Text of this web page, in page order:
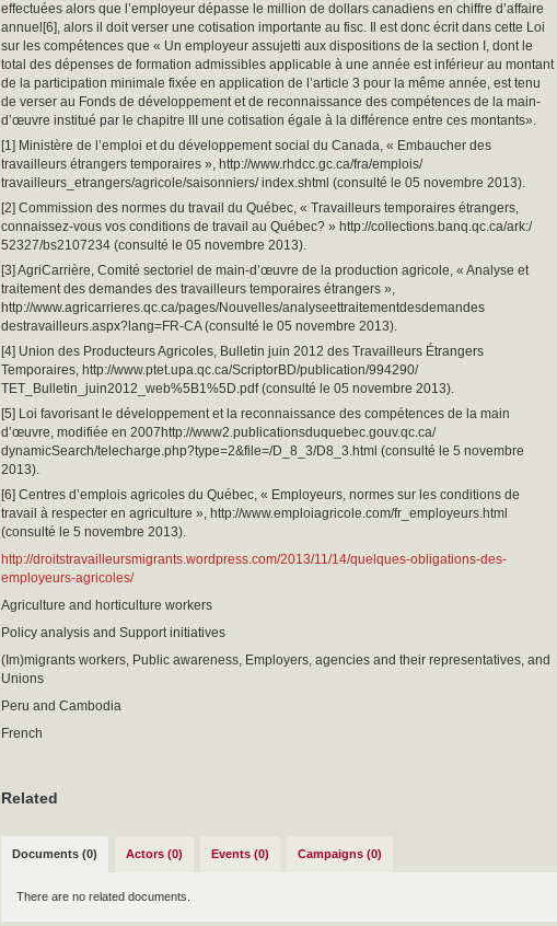
effectuées alors que l’employeur dépasse le million de dollars canadiens en chiffre d’affaire
annuel[6], alors il doit verser une cotisation importante au fisc. Il est donc écrit dans cette Loi
sur les compétences que « Un employeur assujetti aux dispositions de la section I, dont le
total des dépenses de formation admissibles applicable à une année est inférieur au montant
de la participation minimale fixée en application de l’article 3 pour la même année, est tenu
de verser au Fonds de développement et de reconnaissance des compétences de la main-
d’œuvre institué par le chapitre III une cotisation égale à la différence entre ces montants».
[1] Ministère de l’emploi et du développement social du Canada, « Embaucher des
travailleurs étrangers temporaires », http://www.rhdcc.gc.ca/fra/emplois/
travailleurs_etrangers/agricole/saisonniers/ index.shtml (consulté le 05 novembre 2013).
[2] Commission des normes du travail du Québec, « Travailleurs temporaires étrangers,
connaissez-vous vos conditions de travail au Québec? » http://collections.banq.qc.ca/ark:/
52327/bs2107234 (consulté le 05 novembre 2013).
[3] AgriCarrière, Comité sectoriel de main-d’œuvre de la production agricole, « Analyse et
traitement des demandes des travailleurs temporaires étrangers »,
http://www.agricarrieres.qc.ca/pages/Nouvelles/analyseettraitementdesdemandes
destravailleurs.aspx?lang=FR-CA (consulté le 05 novembre 2013).
[4] Union des Producteurs Agricoles, Bulletin juin 2012 des Travailleurs Étrangers
Temporaires, http://www.ptet.upa.qc.ca/ScriptorBD/publication/994290/
TET_Bulletin_juin2012_web%5B1%5D.pdf (consulté le 05 novembre 2013).
[5] Loi favorisant le développement et la reconnaissance des compétences de la main
d’œuvre, modifiée en 2007http://www2.publicationsduquebec.gouv.qc.ca/
dynamicSearch/telecharge.php?type=2&file=/D_8_3/D8_3.html (consulté le 5 novembre
2013).
[6] Centres d’emplois agricoles du Québec, « Employeurs, normes sur les conditions de
travail à respecter en agriculture », http://www.emploiagricole.com/fr_employeurs.html
(consulté le 5 novembre 2013).
http://droitstravailleursmigrants.wordpress.com/2013/11/14/quelques-obligations-des-
employeurs-agricoles/
Agriculture and horticulture workers
Policy analysis and Support initiatives
(Im)migrants workers, Public awareness, Employers, agencies and their representatives, and
Unions
Peru and Cambodia
French
Related
Documents (0) Actors (0) Events (0) Campaigns (0)
There are no related documents.